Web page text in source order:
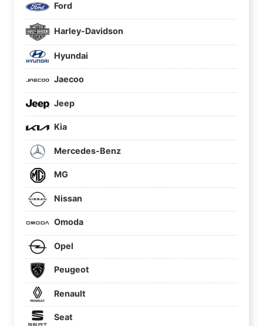
Ford
Harley-Davidson
Hyundai
Jaecoo
Jeep
Kia
Mercedes-Benz
MG
Nissan
Omoda
Opel
Peugeot
Renault
Seat